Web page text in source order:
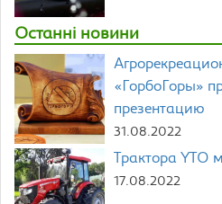
Останні новини
«ГорбоГоры»
презентацию
31.08.2022
Трактора YTO
17.08.2022